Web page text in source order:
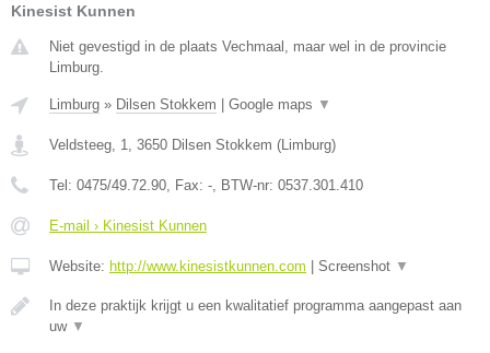
Kinesist Kunnen
Niet gevestigd in de plaats Vechmaal, maar wel in de provincie
Limburg.
Limburg » Dilsen Stokkem Google maps ▼
Veldsteeg, 1 3650 Dilsen Stokkem ( Limburg)
Tel: 0475/49.72.90 , Fax: - , BTW-nr: 0537.301.410
E-mail › Kinesist Kunnen
Website: http://www.kinesistkunnen.com Screenshot ▼
In deze praktijk krijgt u een kwalitatief programma aangepast aan
uw ▼